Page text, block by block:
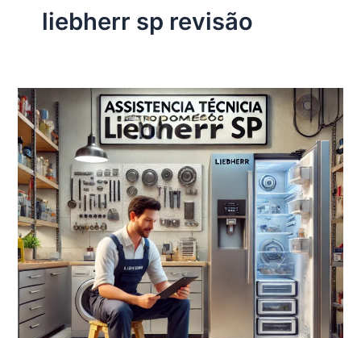
liebherr sp revisão